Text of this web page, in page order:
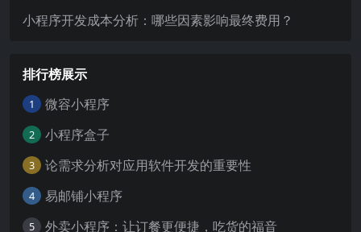
小程序开发成本分析：哪些因素影响最终费用？
排行榜展示
1 微容小程序
2 小程序盒子
3 论需求分析对应用软件开发的重要性
4 易邮铺小程序
5 外卖小程序：让订餐更便捷，吃货的福音